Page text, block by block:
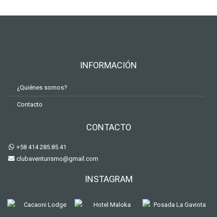
INFORMACIÓN
¿Quiénes somos?
Contacto
CONTACTO
+58 414 285.85.41
clubaventurismo@gmail.com
INSTAGRAM